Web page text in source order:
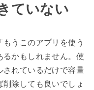
ていない
うこのアプリを使う
るかもしれません。使
れているだけで容量
除しても良いでしょ